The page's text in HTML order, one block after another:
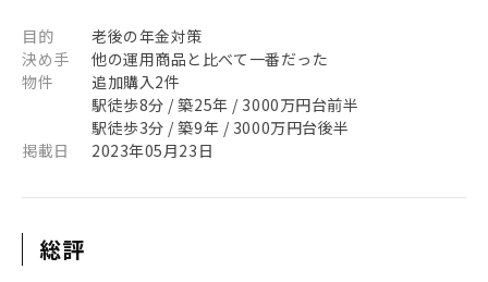
目的
老後の年金対策
決め手
他の運用商品と比べて一番だった
物件
追加購入2件
駅徒歩8分 / 築25年 / 3000万円台前半
駅徒歩3分 / 築9年 / 3000万円台後半
掲載日
2023年05月23日
総評